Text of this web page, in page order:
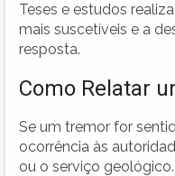
Teses e estudos
mais suscetíveis e a
resposta.
Como Relatar
Se um tremor for
ocorrência às
ou o serviço